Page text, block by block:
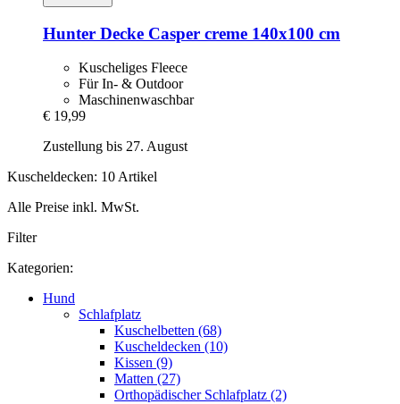
Hunter Decke Casper creme 140x100 cm
Kuscheliges Fleece
Für In- & Outdoor
Maschinenwaschbar
€ 19,99
Zustellung bis 27. August
Kuscheldecken: 10 Artikel
Alle Preise inkl. MwSt.
Filter
Kategorien:
Hund
Schlafplatz
Kuschelbetten (68)
Kuscheldecken (10)
Kissen (9)
Matten (27)
Orthopädischer Schlafplatz (2)